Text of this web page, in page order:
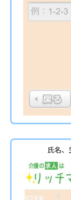
氏名